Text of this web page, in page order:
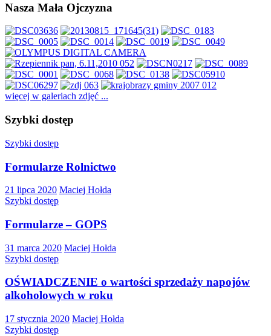
Nasza Mała Ojczyzna
więcej w galeriach zdjęć ...
Szybki dostęp
Szybki dostęp
Formularze Rolnictwo
21 lipca 2020 Maciej Hołda
Szybki dostęp
Formularze – GOPS
31 marca 2020 Maciej Hołda
Szybki dostęp
OŚWIADCZENIE o wartości sprzedaży napojów
alkoholowych w roku
17 stycznia 2020 Maciej Hołda
Szybki dostęp